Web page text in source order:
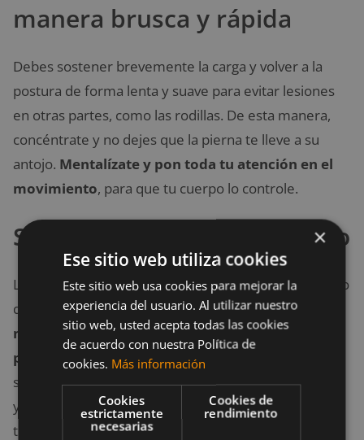
manera brusca y rápida
Debes sostener brevemente la carga y volver a la
postura de forma lenta y suave para evitar lesiones
en otras partes, como las rodillas. De esta manera,
concéntrate y no dejes que la pierna te lleve a su
antojo. Mentalízate y pon toda tu atención en el
movimiento, para que tu cuerpo lo controle.
Separar las manos del apoyo
Los agarres facilitan que podamos realizar el ejercicio
de manera más cómoda. Ademásgarantizan que
no pedirás ayuda de otras partes de tu cuerpo
para hacer el movimiento . Si tienes las manos
sujetas al apoyo, estarán concentradas en esa acción
y no las verás como una opción para facilitar el
trabajo a tus abductores en la máquina.
×
Ese sitio web utiliza cookies
Este sitio web usa cookies para mejorar la
experiencia del usuario. Al utilizar nuestro
sitio web, usted acepta todas las cookies
de acuerdo con nuestra Política de
cookies. Más información
Cookies
estrictamente
necesarias
Cookies de
rendimiento